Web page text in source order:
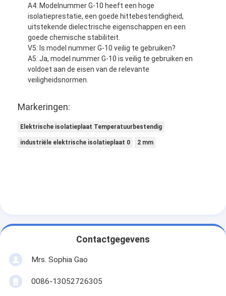
A4: Modelnummer G-10 heeft een hoge
isolatieprestatie, een goede hittebestendigheid,
uitstekende dielectrische eigenschappen en een
goede chemische stabiliteit.
V5: Is model nummer G-10 veilig te gebruiken?
A5: Ja, model nummer G-10 is veilig te gebruiken en
voldoet aan de eisen van de relevante
veiligheidsnormen.
Markeringen:
Elektrische isolatieplaat Temperatuurbestendig
industriële elektrische isolatieplaat 0 2 mm
Contactgegevens
Mrs. Sophia Gao
0086-13052726305